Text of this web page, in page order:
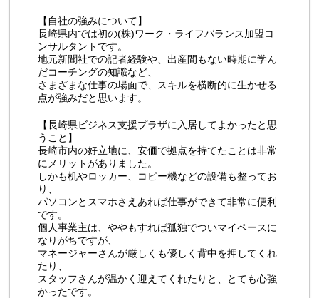
【自社の強みについて】
長崎県内では初の(株)ワーク・ライフバランス加盟コ
ンサルタントです。
地元新聞社での記者経験や、出産間もない時期に学ん
だコーチングの知識など、
さまざまな仕事の場面で、スキルを横断的に生かせる
点が強みだと思います。
【長崎県ビジネス支援プラザに入居してよかったと思
うこと】
長崎市内の好立地に、安価で拠点を持てたことは非常
にメリットがありました。
しかも机やロッカー、コピー機などの設備も整ってお
り、
パソコンとスマホさえあれば仕事ができて非常に便利
です。
個人事業主は、ややもすれば孤独でついマイペースに
なりがちですが、
マネージャーさんが厳しくも優しく背中を押してくれ
たり、
スタッフさんが温かく迎えてくれたりと、とても心強
かったです。